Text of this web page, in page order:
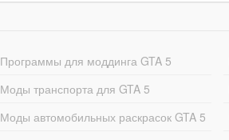
Программы для моддинга GTA 5
Моды транспорта для GTA 5
Моды автомобильных раскрасок GTA 5